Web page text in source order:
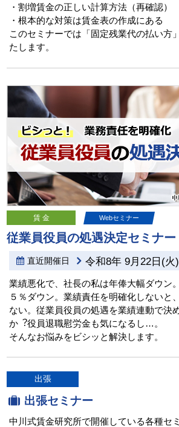
・割増賃金の正しい計算方法（再確認）
・根本的な対策は賃金表の作成にある
このセミナーでは「固定残業代の払い方
たします。
賃 金 Webセミナー
従業員役員の処遇決定セミナー
直近開催日 令和8年 9月22日(火)
業績悪化で、社長の私は年俸大幅ダウン
５％ダウン。業績責任を明確化しないと
ない。従業員役員の処遇を業績連動で決
か︖役員退職慰労金も気になるし…。
そんなお悩みをビシッと解決します。
出張
出張セミナー
中川式賃金研究所で開催している各種セ